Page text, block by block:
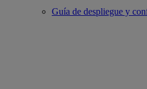
Guía de despliegue y